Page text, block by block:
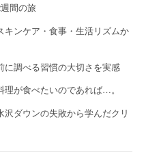
間の旅
キンケア・食事・生活リズムか
調べる習慣の大切さを実感
が食べたいのであれば…。
ダウンの失敗から学んだクリ